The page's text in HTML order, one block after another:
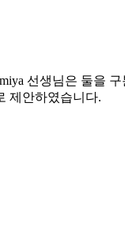
선생님은 둘을
제안하였습니다.